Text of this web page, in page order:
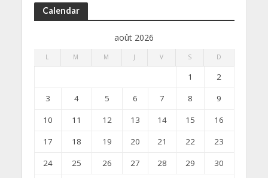
Calendar
août 2026
L M M J V S D
1
2
3
4 5 6 7 8
9
10
11 12 13 14 15
16
17
18 19 20 21 22
23
24
25 26 27 28 29
30